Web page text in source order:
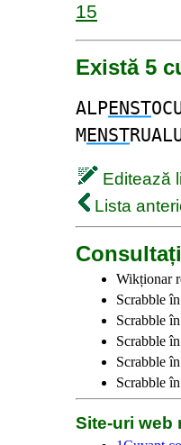
15
Există 5
ALPENST
MENST
Editează
Lista
Wikționar
Scrabble
Scrabble
Scrabble
Scrabble
Scrabble
Site-uri web